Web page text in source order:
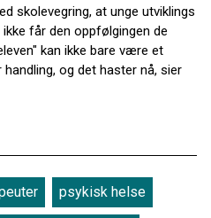
skolevegring, at unge utviklings
får den oppfølgingen de
kan ikke bare være et
og det haster nå, sier
psykisk helse